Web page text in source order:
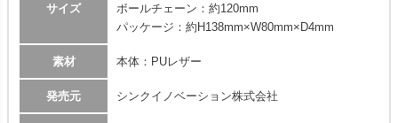
サイズ
ボールチェーン：約120mm
パッケージ：約H138mm×W80mm×D4mm
素材 本体：PUレザー
発売元 シンクイノベーション株式会社